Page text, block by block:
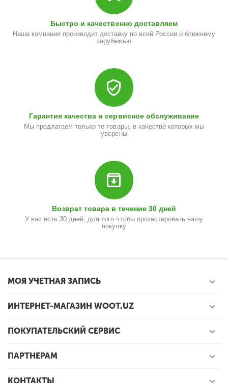
Быстро и качественно доставляем
Наша компания производит доставку по всей России и ближнему
зарубежью
Гарантия качества и сервисное обслуживание
Мы предлагаем только те товары, в качестве которых мы
уверены
Возврат товара в течение 30 дней
У вас есть 30 дней, для того чтобы протестировать вашу
покупку
МОЯ УЧЕТНАЯ ЗАПИСЬ
ИНТЕРНЕТ-МАГАЗИН WOOT.UZ
ПОКУПАТЕЛЬСКИЙ СЕРВИС
ПАРТНЕРАМ
КОНТАКТЫ